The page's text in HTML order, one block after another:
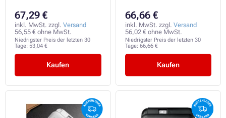
67,29 €
inkl. MwSt. zzgl. Versand
56,55 € ohne MwSt.
Niedrigster Preis der letzten 30
Tage: 53,04 €
Kaufen
66,66 €
inkl. MwSt. zzgl. Versand
56,02 € ohne MwSt.
Niedrigster Preis der letzten 30
Tage: 66,66 €
Kaufen